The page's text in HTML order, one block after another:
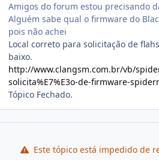
Amigos do forum estou precisando
Alguém sabe qual o firmware do
pois não achei
Local correto para solicitação de
baixo.
http://www.clangsm.com.br/vb/
solicita%E7%E3o-de-firmware-
Tópico Fechado.
Este tópico está impedido de